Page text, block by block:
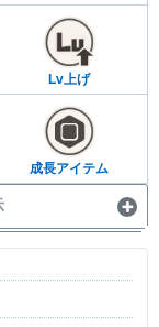
Lv上げ
成長アイテム